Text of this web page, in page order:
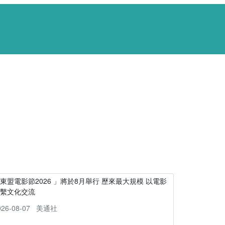
盟電影節2026 」將於8月舉行 歷來最大規模 以電影
文化交流
08-07
美通社